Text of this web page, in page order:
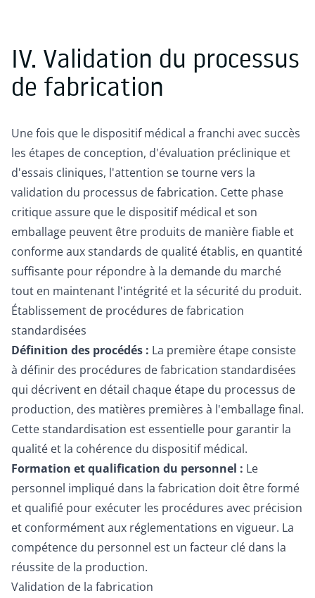
IV. Validation du processus
de fabrication
Une fois que le dispositif médical a franchi avec succès
les étapes de conception, d'évaluation préclinique et
d'essais cliniques, l'attention se tourne vers la
validation du processus de fabrication. Cette phase
critique assure que le dispositif médical et son
emballage peuvent être produits de manière fiable et
conforme aux standards de qualité établis, en quantité
suffisante pour répondre à la demande du marché
tout en maintenant l'intégrité et la sécurité du produit.
Établissement de procédures de fabrication
standardisées
Définition des procédés : La première étape consiste
à définir des procédures de fabrication standardisées
qui décrivent en détail chaque étape du processus de
production, des matières premières à l'emballage final.
Cette standardisation est essentielle pour garantir la
qualité et la cohérence du dispositif médical.
Formation et qualification du personnel : Le
personnel impliqué dans la fabrication doit être formé
et qualifié pour exécuter les procédures avec précision
et conformément aux réglementations en vigueur. La
compétence du personnel est un facteur clé dans la
réussite de la production.
Validation de la fabrication